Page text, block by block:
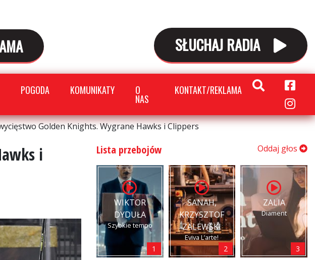
SŁUCHAJ RADIA
POGODA KOMUNIKATY O
NAS
KONTAKT/REKLAMA
Golden Knights. Wygrane Hawks i Clippers
i
Lista przebojów Oddaj głos
WIKTOR
DYDUŁA
Szybkie tempo
1
SANAH,
KRZYSZTOF
ZALEWSKI
Eviva L’arte!
2
ZALIA
Diament
3